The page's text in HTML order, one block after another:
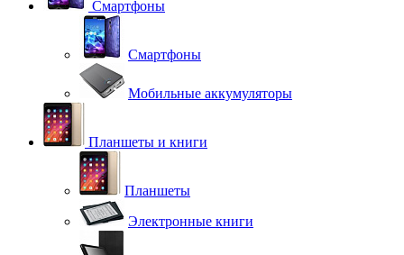
Смартфоны
Смартфоны
Мобильные аккумуляторы
Планшеты и книги
Планшеты
Электронные книги